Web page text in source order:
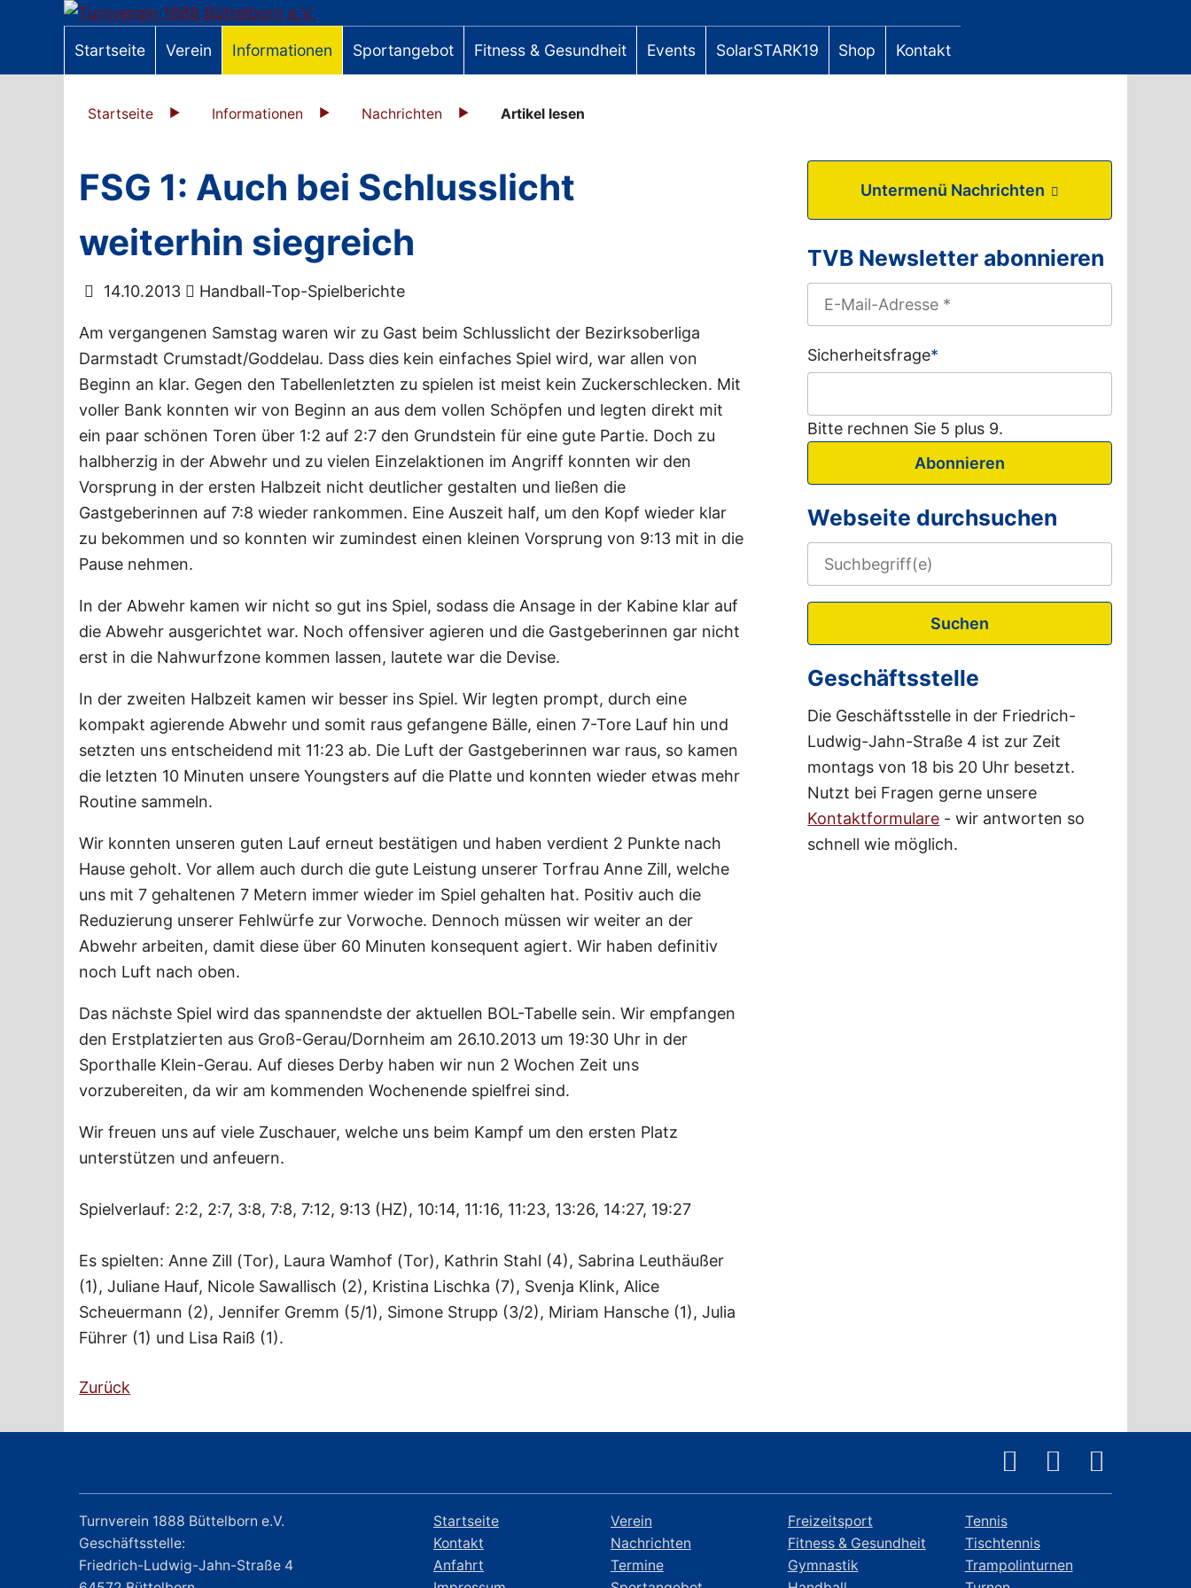
Startseite Verein Informationen Sportangebot Fitness & Gesundheit Events SolarSTARK19 Shop Kontakt
Startseite Informationen Nachrichten Artikel lesen
FSG 1: Auch bei Schlusslicht
weiterhin siegreich
14.10.2013 Handball-Top-Spielberichte
Am vergangenen Samstag waren wir zu Gast beim Schlusslicht der Bezirksoberliga
Darmstadt Crumstadt/Goddelau. Dass dies kein einfaches Spiel wird, war allen von
Beginn an klar. Gegen den Tabellenletzten zu spielen ist meist kein Zuckerschlecken. Mit
voller Bank konnten wir von Beginn an aus dem vollen Schöpfen und legten direkt mit
ein paar schönen Toren über 1:2 auf 2:7 den Grundstein für eine gute Partie. Doch zu
halbherzig in der Abwehr und zu vielen Einzelaktionen im Angriff konnten wir den
Vorsprung in der ersten Halbzeit nicht deutlicher gestalten und ließen die
Gastgeberinnen auf 7:8 wieder rankommen. Eine Auszeit half, um den Kopf wieder klar
zu bekommen und so konnten wir zumindest einen kleinen Vorsprung von 9:13 mit in die
Pause nehmen.
In der Abwehr kamen wir nicht so gut ins Spiel, sodass die Ansage in der Kabine klar auf
die Abwehr ausgerichtet war. Noch offensiver agieren und die Gastgeberinnen gar nicht
erst in die Nahwurfzone kommen lassen, lautete war die Devise.
In der zweiten Halbzeit kamen wir besser ins Spiel. Wir legten prompt, durch eine
kompakt agierende Abwehr und somit raus gefangene Bälle, einen 7-Tore Lauf hin und
setzten uns entscheidend mit 11:23 ab. Die Luft der Gastgeberinnen war raus, so kamen
die letzten 10 Minuten unsere Youngsters auf die Platte und konnten wieder etwas mehr
Routine sammeln.
Wir konnten unseren guten Lauf erneut bestätigen und haben verdient 2 Punkte nach
Hause geholt. Vor allem auch durch die gute Leistung unserer Torfrau Anne Zill, welche
uns mit 7 gehaltenen 7 Metern immer wieder im Spiel gehalten hat. Positiv auch die
Reduzierung unserer Fehlwürfe zur Vorwoche. Dennoch müssen wir weiter an der
Abwehr arbeiten, damit diese über 60 Minuten konsequent agiert. Wir haben definitiv
noch Luft nach oben.
Das nächste Spiel wird das spannendste der aktuellen BOL-Tabelle sein. Wir empfangen
den Erstplatzierten aus Groß-Gerau/Dornheim am 26.10.2013 um 19:30 Uhr in der
Sporthalle Klein-Gerau. Auf dieses Derby haben wir nun 2 Wochen Zeit uns
vorzubereiten, da wir am kommenden Wochenende spielfrei sind.
Wir freuen uns auf viele Zuschauer, welche uns beim Kampf um den ersten Platz
unterstützen und anfeuern.
Spielverlauf: 2:2, 2:7, 3:8, 7:8, 7:12, 9:13 (HZ), 10:14, 11:16, 11:23, 13:26, 14:27, 19:27
Es spielten: Anne Zill (Tor), Laura Wamhof (Tor), Kathrin Stahl (4), Sabrina Leuthäußer
(1), Juliane Hauf, Nicole Sawallisch (2), Kristina Lischka (7), Svenja Klink, Alice
Scheuermann (2), Jennifer Gremm (5/1), Simone Strupp (3/2), Miriam Hansche (1), Julia
Führer (1) und Lisa Raiß (1).
Zurück
Untermenü Nachrichten
TVB Newsletter abonnieren
Sicherheitsfrage*
Bitte rechnen Sie 5 plus 9.
Abonnieren
Webseite durchsuchen
Suchen
Geschäftsstelle
Die Geschäftsstelle in der Friedrich-
Ludwig-Jahn-Straße 4 ist zur Zeit
montags von 18 bis 20 Uhr besetzt.
Nutzt bei Fragen gerne unsere
Kontaktformulare - wir antworten so
schnell wie möglich.
Turnverein 1888 Büttelborn e.V.
Geschäftsstelle:
Friedrich-Ludwig-Jahn-Straße 4
Startseite
Kontakt
Anfahrt
Verein
Nachrichten
Termine
Freizeitsport
Fitness & Gesundheit
Gymnastik
Tennis
Tischtennis
Trampolinturnen